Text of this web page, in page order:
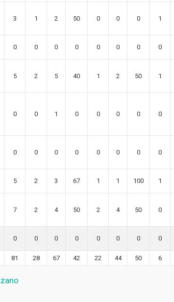
3 1 2 50 0 0 0 1
0 0 0 0 0 0 0 0
5 2 5 40 1 2 50 1
0 0 1 0 0 0 0 0
0 0 0 0 0 0 0 0
5 2 3 67 1 1 100 1
7 2 4 50 2 4 50 0
0 0 0 0 0 0 0 0
81 28 67 42 22 44 50 6